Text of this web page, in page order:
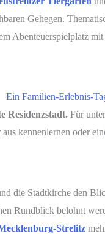
Gehegen.
Abenteuerspielplatz
Ein Familien-Erlebnis-
Residenzstadt. Für
kennenlernen oder
die Stadtkirche den
Rundblick belohnt
Strelitz